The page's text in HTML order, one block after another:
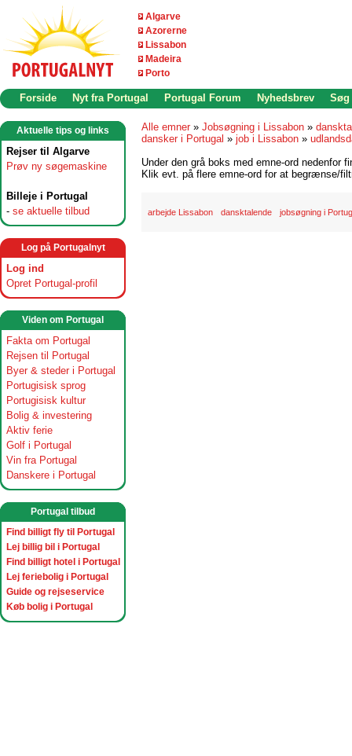
Algarve
Azorerne
Lissabon
Madeira
Porto
Forside Nyt fra Portugal Portugal Forum Nyhedsbrev Søg
Aktuelle tips og links
Rejser til Algarve
Prøv ny søgemaskine
Billeje i Portugal
- se aktuelle tilbud
Log på Portugalnyt
Log ind
Opret Portugal-profil
Viden om Portugal
Fakta om Portugal
Rejsen til Portugal
Byer & steder i Portugal
Portugisisk sprog
Portugisisk kultur
Bolig & investering
Aktiv ferie
Golf i Portugal
Vin fra Portugal
Danskere i Portugal
Portugal tilbud
Find billigt fly til Portugal
Lej billig bil i Portugal
Find billigt hotel i Portugal
Lej feriebolig i Portugal
Guide og rejseservice
Køb bolig i Portugal
Alle emner » Jobsøgning i Lissabon »
dansker i Portugal » job i Lissabon »
Under den grå boks med emne-ord nedenfor
Klik evt. på flere emne-ord for at begrænse/
arbejde Lissabon dansktalende jobsøgning i